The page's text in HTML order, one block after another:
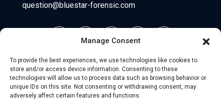
Manage Consent
To provide the best experiences, we use technologies like cookies to
store and/or access device information. Consenting to these
technologies will allow us to process data such as browsing behavior or
unique IDs on this site. Not consenting or withdrawing consent, may
adversely affect certain features and functions.
question@bluestar-forensic.com